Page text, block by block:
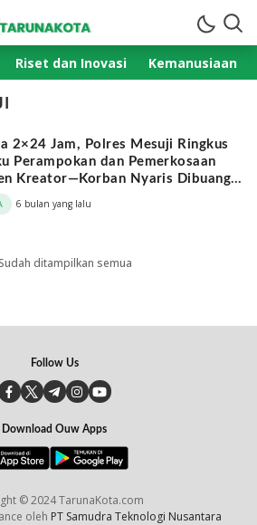
Terpercaya
Riset dan Inovasi Kemanusiaan
2×24 Jam, Polres Mesuji Ringkus
Perampokan dan Pemerkosaan
Kreator—Korban Nyaris Dibuang
hidup
6 bulan yang lalu
Sudah ditampilkan semua
Follow Us
Download Ouw Apps
© 2024 TarunaKota.com
oleh PT Samudra Teknologi Nusantara